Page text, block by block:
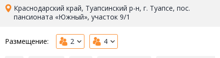
Краснодарский край, Туапсинский р-н, г. Туапсе, пос.
пансионата «Южный», участок 9/1
Размещение: 2 4